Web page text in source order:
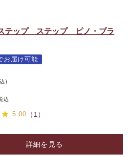
テップ ステップ ピノ・ブラ
お届け可能
)
込
5.00 （1）
詳細を見る